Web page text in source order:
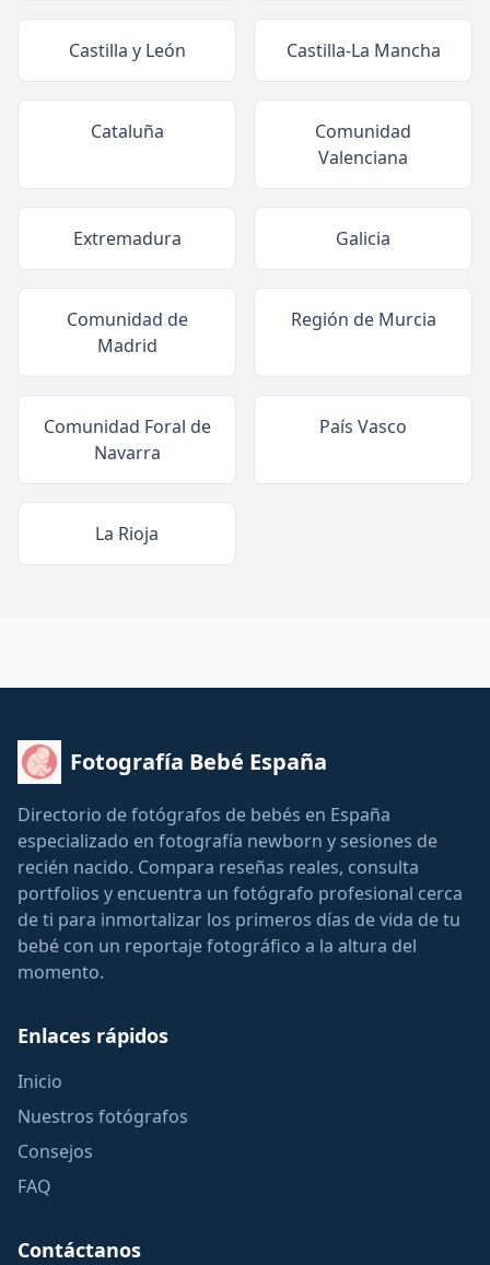
Castilla y León Castilla-La Mancha
Cataluña
Comunidad
Valenciana
Extremadura Galicia
Comunidad de
Madrid
Región de Murcia
Comunidad Foral de
Navarra
País Vasco
La Rioja
Fotografía Bebé España
Directorio de fotógrafos de bebés en España
especializado en fotografía newborn y sesiones de
recién nacido. Compara reseñas reales, consulta
portfolios y encuentra un fotógrafo profesional cerca
de ti para inmortalizar los primeros días de vida de tu
bebé con un reportaje fotográfico a la altura del
momento.
Enlaces rápidos
Inicio
Nuestros fotógrafos
Consejos
FAQ
Contáctanos